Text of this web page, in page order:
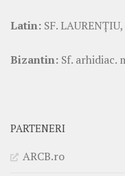
Latin: SF.
Bizantin: Sf. arhidiac.
PARTENERI
ARCB.ro